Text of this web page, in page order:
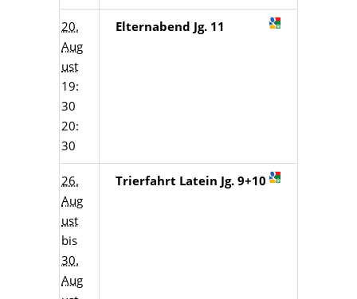
20.
Aug
ust
19:
30
20:
30
Elternabend Jg. 11
26.
Aug
ust
bis
30.
Aug
Trierfahrt Latein Jg. 9+10